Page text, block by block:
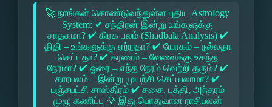
🚀 நாங்கள் கொண்டுவந்துள்ள புதிய Astrology
System: ✔ சந்திரன் இன்று உங்களுக்கு
சாதகமா? ✔ கிரக பலம் (Shadbala Analysis) ✔
திதி – உங்களுக்கு ஏற்றதா? ✔ யோகம் – நல்லதா
கெட்டதா? ✔ கரணம் – வேலைக்கு உகந்த
நேரமா? ✔ ஓரை – எந்த நேரம் வெற்றி தரும்? ✔
தாரபலம் – இன்று முயற்சி செய்யலாமா? ✔
பஞ்சபட்சி சாஸ்திரம் ✔ தசை, புத்தி, அந்தரம்
முழு கணிப்பு 💡 இது பொதுவான ராசிபலன்